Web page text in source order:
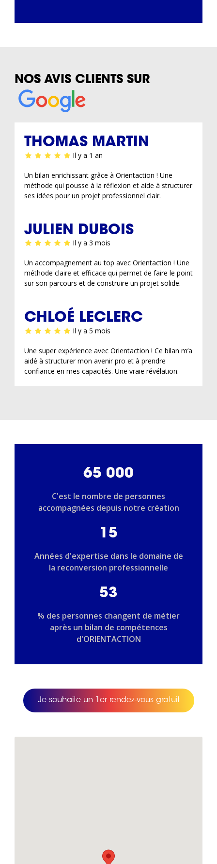
NOS AVIS CLIENTS SUR
THOMAS MARTIN
Il y a 1 an
Un bilan enrichissant grâce à Orientaction ! Une
méthode qui pousse à la réflexion et aide à structurer
ses idées pour un projet professionnel clair.
JULIEN DUBOIS
Il y a 3 mois
Un accompagnement au top avec Orientaction ! Une
méthode claire et efficace qui permet de faire le point
sur son parcours et de construire un projet solide.
CHLOÉ LECLERC
Il y a 5 mois
Une super expérience avec Orientaction ! Ce bilan m’a
aidé à structurer mon avenir pro et à prendre
confiance en mes capacités. Une vraie révélation.
65 000
C'est le nombre de personnes
accompagnées depuis notre création
15
Années d'expertise dans le domaine de
la reconversion professionnelle
53
% des personnes changent de métier
après un bilan de compétences
d'ORIENTACTION
Je souhaite un 1er rendez-vous gratuit